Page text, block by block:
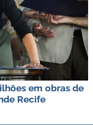
em obras de
Recife